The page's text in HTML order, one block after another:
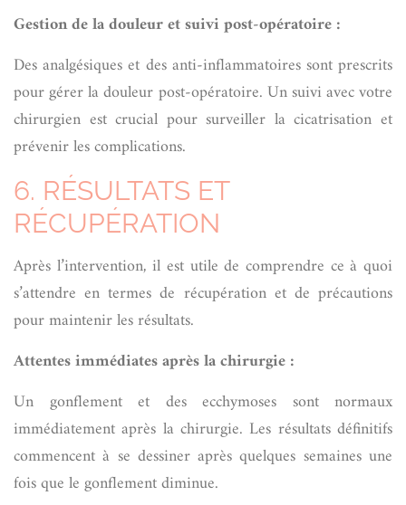
Gestion de la douleur et suivi post-opératoire :
Des analgésiques et des anti-inflammatoires sont prescrits
pour gérer la douleur post-opératoire. Un suivi avec votre
chirurgien est crucial pour surveiller la cicatrisation et
prévenir les complications.
6. RÉSULTATS ET
RÉCUPÉRATION
Après l’intervention, il est utile de comprendre ce à quoi
s’attendre en termes de récupération et de précautions
pour maintenir les résultats.
Attentes immédiates après la chirurgie :
Un gonflement et des ecchymoses sont normaux
immédiatement après la chirurgie. Les résultats définitifs
commencent à se dessiner après quelques semaines une
fois que le gonflement diminue.